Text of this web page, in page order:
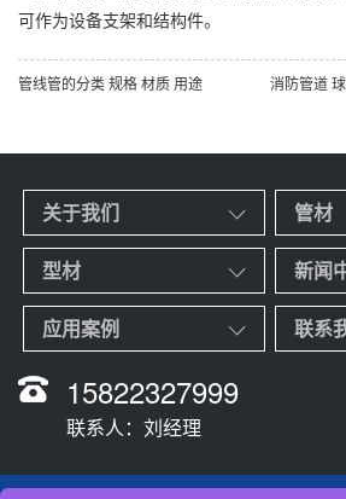
可作为设备支架和结构件。
管线管的分类 规格 材质 用途
关于我们 管材
型材 新闻
应用案例 联系
15822327999
联系人：刘经理